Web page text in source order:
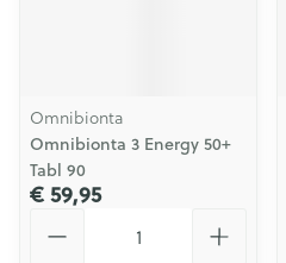
Omnibionta
Omnibionta 3 Energy 50+
Tabl 90
€ 59,95